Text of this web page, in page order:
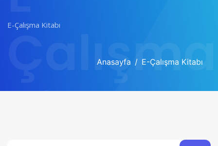
Çalışma
Kitabı
Anasayfa E-Çalışma Kitabı